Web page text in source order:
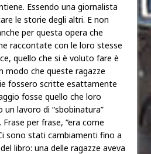
Essendo una giornalista
le storie degli altri. E non
per questa opera che
raccontate con le loro stesse
quello che si è voluto fare è
modo che queste ragazze
fossero scritte esattamente
fosse quello che loro
lavoro di “sbobinatura”
per frase, “era come
sono stati cambiamenti fino a
libro: una delle ragazze aveva